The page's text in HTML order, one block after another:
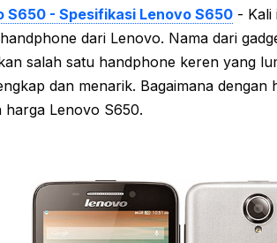
S650 - Spesifikasi Lenovo S650 - Kali
dari Lenovo. Nama dari
salah satu handphone keren yang
dan menarik. Bagaimana dengan
harga Lenovo S650.